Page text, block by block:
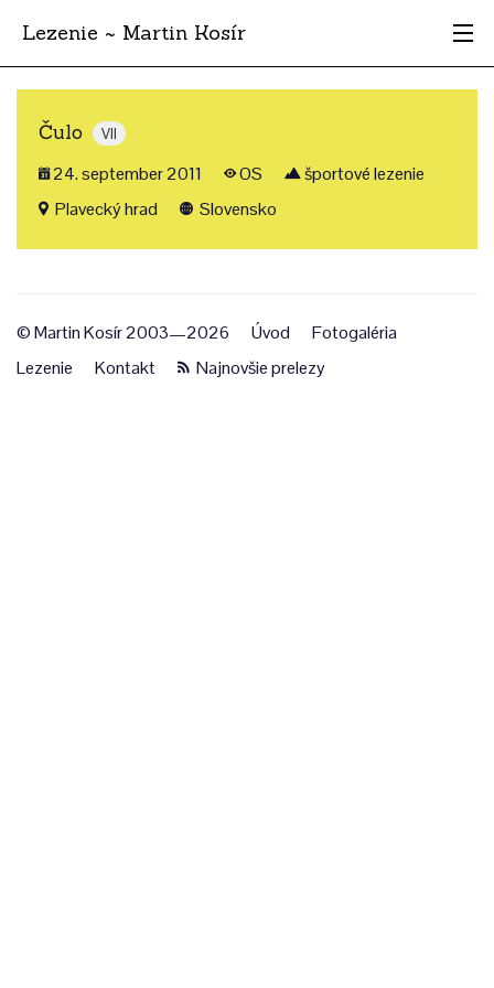
Lezenie ~ Martin Kosír
Najhodnotnejšie
Krajina
Štýl
Čulo VII
24. september 2011 OS
športové lezenie
Plavecký hrad
Slovensko
© Martin Kosír 2003—2026 Úvod
Fotogaléria
Lezenie
Kontakt Najnovšie prelezy